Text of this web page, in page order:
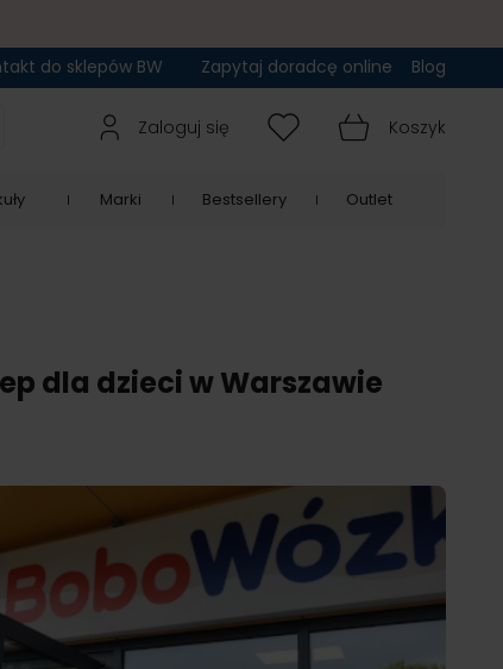
do sklepów BW Zapytaj doradcę online Blog
Zaloguj się Koszyk
Marki Bestsellery Outlet
dla dzieci w Warszawie